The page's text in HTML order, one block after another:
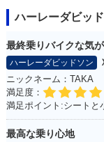
ハーレーダビッ
最終乗りバイクな気
ハーレーダビッドソン
ニックネーム：TAKA
満足度：
最高な乗り心地